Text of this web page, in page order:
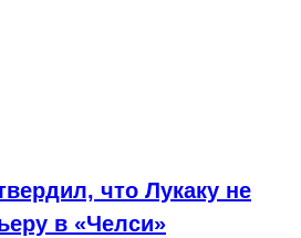
что Лукаку не
в «Челси»